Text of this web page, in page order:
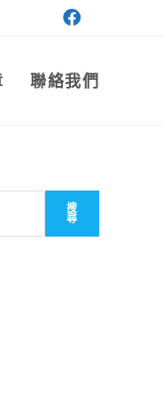
聯絡我們
搜
尋